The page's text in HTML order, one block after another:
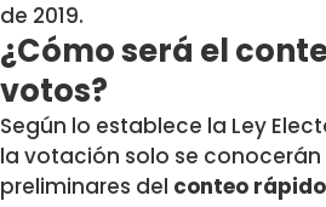
de 2019.
¿Cómo será el
votos?
Según lo establece la Ley
la votación solo se
preliminares del conteo